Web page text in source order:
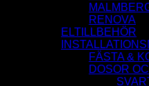
RENOVA
ELTILLBEHÖR
FÄSTA &
DOSOR